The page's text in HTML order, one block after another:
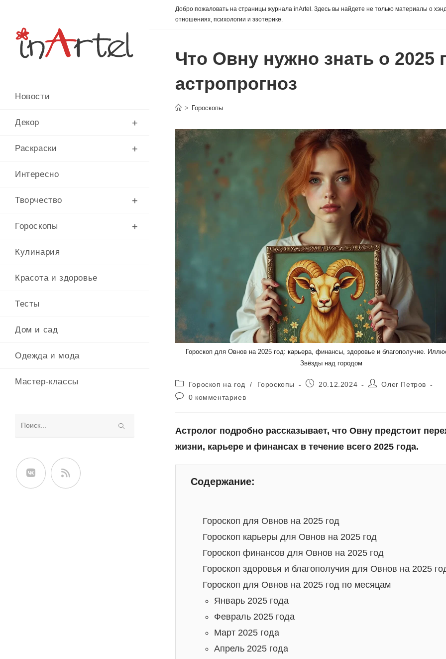
ПерейтиДобро пожаловать на страницы журнала inArtel. Здесь вы найдете не только материалы о
отношениях, психологии и эзотерике.
Новости
Декор
Раскраски
Интересно
Творчество
Гороскопы
Кулинария
Красота и здоровье
Тесты
Дом и сад
Одежда и мода
Мастер-классы
сайте
Что Овну нужно знать о
астропрогноз
> Гороскопы
Гороскоп для Овнов на 2025 год: карьера, финансы, здоровье и благополучие.
Звёзды над городом
Рубрика
записи:
Гороскоп на год / Гороскопы
Запись20.12.2024
АвторОлег Петров
Комментарии
0 комментариев
Астролог подробно рассказывает, что Овну предстоит
жизни, карьере и финансах в течение всего 2025 года.
Содержание:
Гороскоп для Овнов на 2025 год
Гороскоп карьеры для Овнов на 2025 год
Гороскоп финансов для Овнов на 2025 год
Гороскоп здоровья и благополучия для Овнов на 2025
Гороскоп для Овнов на 2025 год по месяцам
Январь 2025 года
Февраль 2025 года
Март 2025 года
Апрель 2025 года